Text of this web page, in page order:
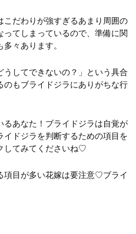
こだわりが強すぎるあまり周囲の
てしまっているので、準備に関
々あります。
うしてできないの？」という具合
のもブライドジラにありがちな行
るあなた！ブライドジラは自覚が
ドジラを判断するための項目を
してみてくださいね♡
目が多い花嫁は要注意♡ブライ